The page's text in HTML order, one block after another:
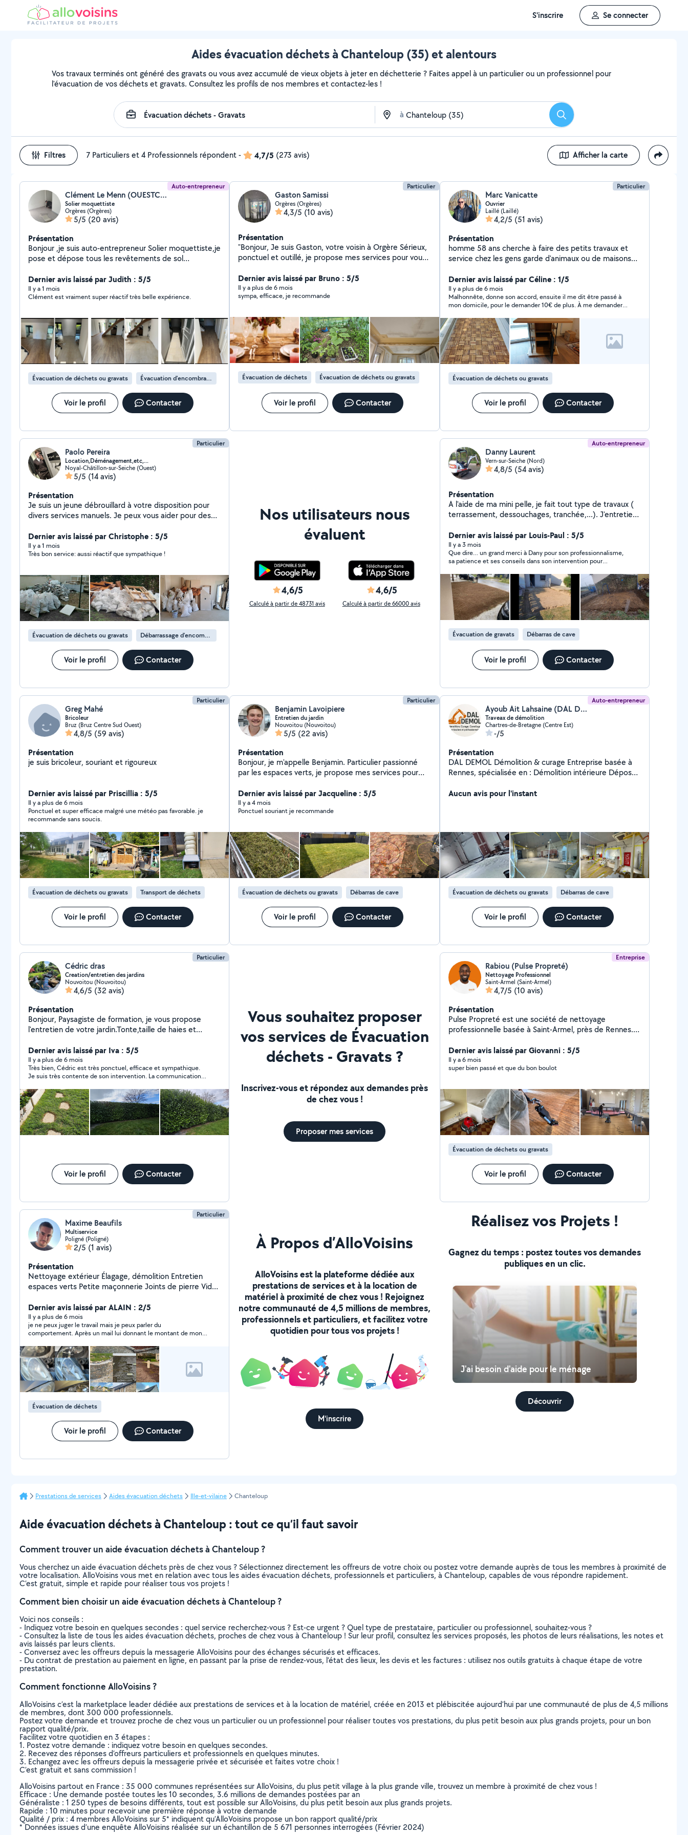
S'inscrire Se connecter
Aides évacuation déchets à Chanteloup (35) et alentours
Vos travaux terminés ont généré des gravats ou vous avez accumulé de vieux objets à jeter en déchetterie ? Faites appel à un particulier ou un professionnel pour
l'évacuation de vos déchets et gravats. Consultez les profils de nos membres et contactez-les !
à Rechercher
Filtres 7 Particuliers et 4 Professionnels répondent- 4,7/5 (273 avis) Afficher la carte
Auto-entrepreneur
Clément Le Menn (OUESTCLM)
Solier moquettiste
Orgères (Orgères)
5/5 (20 avis)
Présentation
Bonjour ,je suis auto-entrepreneur Solier moquettiste,je
pose et dépose tous les revêtements de sol
dalles.. Je prépare les supports ,ragreage . N'hésitez
pas à me contacter pour tous renseignements.
Dernier avis laissé par Judith : 5/5
Il y a 1 mois
Clément est vraiment super réactif très belle expérience.
Évacuation de déchets ou gravats Évacuation d'encombrants
Voir le profil Contacter
Particulier
Gaston Samissi
Orgères (Orgères)
4,3/5 (10 avis)
Présentation
"Bonjour, Je suis Gaston, votre voisin à Orgère Sérieux,
ponctuel et outillé, je propose mes services pour vous
d'Orgères, Rennes Sud et les communes environnantes
(Bruz, Chartres-de Bretagne, Pont-Péan). Bricolage:
Montage de meubles, pose d'étagère, changement de
de pelouse, taille de haies, nettoyage haute pression.
Aide & Manutention: Aide au déménagement,
transport d'objets encombrants. Pourquoi me choisir
Travaille sognè et respect des délais. Matériel
professionnel à disposition. Réponse rapide à vos
messages N'hésitez pas à me contater pour discuter
de vos besion. À bientôt!"
Dernier avis laissé par Bruno : 5/5
Il y a plus de 6 mois
sympa, efficace, je recommande
Évacuation de déchets Évacuation de déchets ou gravats
Voir le profil Contacter
Particulier
Marc Vanicatte
Ouvrier
Laillé (Laillé)
4,2/5 (51 avis)
Présentation
homme 58 ans cherche à faire des petits travaux et
service chez les gens garde d'animaux ou de maisons
débarras garage
Dernier avis laissé par Céline : 1/5
Il y a plus de 6 mois
Malhonnête, donne son accord, ensuite il me dit être passé à
mon domicile, pour le demander 10€ de plus. À me demander
Planté la veille à ce demander finalement les motivations de ce
monsieur !
Évacuation de déchets ou gravats
Voir le profil Contacter
Particulier
Paolo Pereira
Location,Déménagement,etc,...
Noyal-Châtillon-sur-Seiche (Ouest)
5/5 (14 avis)
Présentation
Je suis un jeune débrouillard à votre disposition pour
divers services manuels. Je peux vous aider pour des
encore des tâches nécessitant du transport. Je suis
sérieux, organisé, et efficace. Si vous avez un besoin
spécifique, n'hésitez pas à me contacter !
Dernier avis laissé par Christophe : 5/5
Il y a 1 mois
Très bon service: aussi réactif que sympathique !
Évacuation de déchets ou gravats Débarrassage d'encombrants
Voir le profil Contacter
Nos utilisateurs nous
évaluent
4,6/5
Calculé à partir de 48731 avis
4,6/5
Calculé à partir de 66000 avis
Auto-entrepreneur
Danny Laurent
Vern-sur-Seiche (Nord)
4,8/5 (54 avis)
Présentation
A l'aide de ma mini pelle, je fait tout type de travaux (
terrassement, dessouchages, tranchée,...). J'entretiens
création de pelouse, abattage d'arbres...) Je fait aussi
de la mécanique sur tout type de véhicules.
Dernier avis laissé par Louis-Paul : 5/5
Il y a 3 mois
Que dire… un grand merci à Dany pour son professionnalisme,
sa patience et ses conseils dans son intervention pour
imbattable ! Je recommande +++
Évacuation de gravats Débarras de cave
Voir le profil Contacter
Particulier
Greg Mahé
Bricoleur
Bruz (Bruz Centre Sud Ouest)
4,8/5 (59 avis)
Présentation
je suis bricoleur, souriant et rigoureux
Dernier avis laissé par Priscillia : 5/5
Il y a plus de 6 mois
Ponctuel et super efficace malgré une météo pas favorable. je
recommande sans soucis.
Évacuation de déchets ou gravats Transport de déchets
Voir le profil Contacter
Particulier
Benjamin Lavoipiere
Entretien du jardin
Nouvoitou (Nouvoitou)
5/5 (22 avis)
Présentation
Bonjour, je m'appelle Benjamin. Particulier passionné
par les espaces verts, je propose mes services pour
professionnel, j'aime le travail bien fait et le contact
avec la nature. Je dispose de tout le matériel
nécessaire pour réaliser des prestations de qualité. Je
Nettoyage de terrasses, murets et autres surfaces
extérieures N'hésitez pas à me contacter pour plus
d'informations. l
Dernier avis laissé par Jacqueline : 5/5
Il y a 4 mois
Ponctuel souriant je recommande
Évacuation de déchets ou gravats Débarras de cave
Voir le profil Contacter
Auto-entrepreneur
Ayoub Ait Lahsaine (DAL DEMOL)
Traveax de démolition
Chartres-de-Bretagne (Centre Est)
-/5
Présentation
DAL DEMOL Démolition & curage Entreprise basée à
Rennes, spécialisée en : Démolition intérieure Dépose
locaux Évacuation des gravats Travail propre, soigné et
Aucun avis pour l'instant
Évacuation de déchets ou gravats Débarras de cave
Voir le profil Contacter
Particulier
Cédric dras
Creation/entretien des jardins
Nouvoitou (Nouvoitou)
4,6/5 (32 avis)
Présentation
Bonjour, Paysagiste de formation, je vous propose
l'entretien de votre jardin.Tonte,taille de haies et
,remise en état, évacuation des déchets verts. Je vous
propose également le nettoyage de vos terrasses. Je
peux vous accompagner dans vos projets extérieurs,
carpors, pergolas, allées pavées, pas japonais,
ambiance 'zen' Je réalise également des terrasses bois,
pavées etc...,engazonnement, plantations...clôtures...
Je dispose de tout le matériel nécessaire. Réactif et
rigoureux, je suis à votre écoute pour concretiser vos
projets. Paiement cesu accepté Cédric
Dernier avis laissé par Iva : 5/5
Il y a plus de 6 mois
Très bien, Cédric est très ponctuel, efficace et sympathique.
Je suis très contente de son intervention. La communication
Voir le profil Contacter
Vous souhaitez proposer
vos services de Évacuation
déchets - Gravats ?
Inscrivez-vous et répondez aux demandes près
de chez vous !
Proposer mes services
Entreprise
Rabiou (Pulse Propreté)
Nettoyage Professionnel
Saint-Armel (Saint-Armel)
4,7/5 (10 avis)
Présentation
Pulse Propreté est une société de nettoyage
professionnelle basée à Saint-Armel, près de Rennes.
professionnels pour garantir une propreté de standing
et un résultat éclatant. Nos prestations principales :
Nettoyage de bureaux, commerces et copropriétés
gamme Nettoyage après travaux ou déménagement
Vitrerie intérieure et extérieure Remise en état
complète (sols, murs, plinthes, etc.) Pourquoi choisir
Pulse Propreté ? Plus de 15 ans d'expérience dans le
nettoyage professionnel Ponctualité, discrétion et
rigueur à chaque intervention Produits et matériel
professionnels inclus Devis gratuit et rapide
Satisfaction garantie ou reprise sous 24h Zone
d'intervention : Rennes et alentours (Cesson-Sévigné,
Bruz, Chantepie, Vern-sur-Seiche, Betton, etc.)
Dernier avis laissé par Giovanni : 5/5
Il y a 6 mois
super bien passé et que du bon boulot
Évacuation de déchets ou gravats
Voir le profil Contacter
Particulier
Maxime Beaufils
Multiservice
Poligné (Poligné)
2/5 (1 avis)
Présentation
Nettoyage extérieur Élagage, démolition Entretien
espaces verts Petite maçonnerie Joints de pierre Vide
Dernier avis laissé par ALAIN : 2/5
Il y a plus de 6 mois
je ne peux juger le travail mais je peux parler du
comportement. Après un mail lui donnant le montant de mon
mail me disant qu'il pouvait passer le 27.06. J'ai demandé à
quelle heure et depuis aucune nouvelle !!!!!!!!!!!!!!! je n'ai pas tout
compris
Évacuation de déchets
Voir le profil Contacter
À Propos d’AlloVoisins
AlloVoisins est la plateforme dédiée aux
prestations de services et à la location de
matériel à proximité de chez vous ! Rejoignez
notre communauté de 4,5 millions de membres,
professionnels et particuliers, et facilitez votre
quotidien pour tous vos projets !
M'inscrire
Réalisez vos Projets !
Gagnez du temps : postez toutes vos demandes
publiques en un clic.
J'ai besoin d'aide pour le ménage
Découvrir
Prestations de services Aides évacuation déchets Ille-et-vilaine Chanteloup
Aide évacuation déchets à Chanteloup : tout ce qu’il faut savoir
Comment trouver un aide évacuation déchets à Chanteloup ?
Vous cherchez un aide évacuation déchets près de chez vous ? Sélectionnez directement les offreurs de votre choix ou postez votre demande auprès de tous les membres à proximité de
votre localisation. AlloVoisins vous met en relation avec tous les aides évacuation déchets, professionnels et particuliers, à Chanteloup, capables de vous répondre rapidement.
C’est gratuit, simple et rapide pour réaliser tous vos projets !
Comment bien choisir un aide évacuation déchets à Chanteloup ?
Voici nos conseils :
- Indiquez votre besoin en quelques secondes : quel service recherchez-vous ? Est-ce urgent ? Quel type de prestataire, particulier ou professionnel, souhaitez-vous ?
- Consultez la liste de tous les aides évacuation déchets, proches de chez vous à Chanteloup ! Sur leur profil, consultez les services proposés, les photos de leurs réalisations, les notes et
avis laissés par leurs clients.
- Conversez avec les offreurs depuis la messagerie AlloVoisins pour des échanges sécurisés et efficaces.
- Du contrat de prestation au paiement en ligne, en passant par la prise de rendez-vous, l’état des lieux, les devis et les factures : utilisez nos outils gratuits à chaque étape de votre
prestation.
Comment fonctionne AlloVoisins ?
AlloVoisins c’est la marketplace leader dédiée aux prestations de services et à la location de matériel, créée en 2013 et plébiscitée aujourd’hui par une communauté de plus de 4,5 millions
de membres, dont 300 000 professionnels.
Postez votre demande et trouvez proche de chez vous un particulier ou un professionnel pour réaliser toutes vos prestations, du plus petit besoin aux plus grands projets, pour un bon
rapport qualité/prix.
Facilitez votre quotidien en 3 étapes :
1. Postez votre demande : indiquez votre besoin en quelques secondes.
2. Recevez des réponses d’offreurs particuliers et professionnels en quelques minutes.
3. Echangez avec les offreurs depuis la messagerie privée et sécurisée et faites votre choix !
C’est gratuit et sans commission !
AlloVoisins partout en France : 35 000 communes représentées sur AlloVoisins, du plus petit village à la plus grande ville, trouvez un membre à proximité de chez vous !
Efficace : Une demande postée toutes les 10 secondes, 3.6 millions de demandes postées par an
Généraliste : 1 250 types de besoins différents, tout est possible sur AlloVoisins, du plus petit besoin aux plus grands projets.
Rapide : 10 minutes pour recevoir une première réponse à votre demande
Qualité / prix : 4 membres AlloVoisins sur 5* indiquent qu’AlloVoisins propose un bon rapport qualité/prix
* Données issues d’une enquête AlloVoisins réalisée sur un échantillon de 5 671 personnes interrogées (Février 2024)